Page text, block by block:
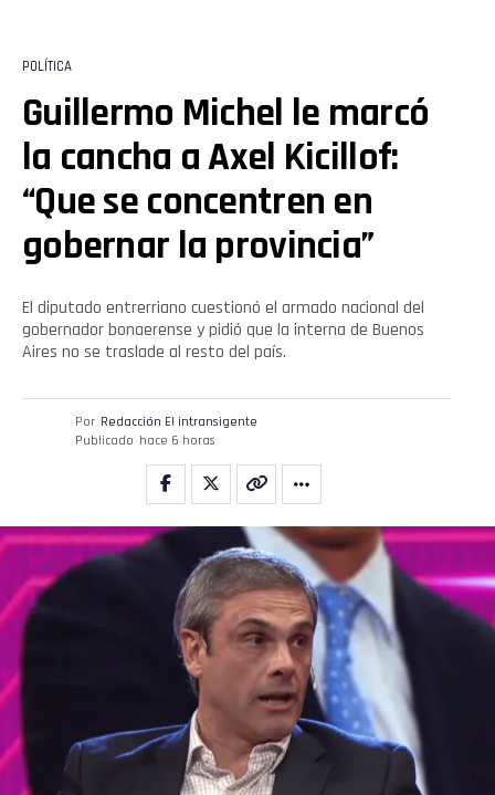
POLÍTICA
Guillermo Michel le marcó
la cancha a Axel Kicillof:
“Que se concentren en
gobernar la provincia”
El diputado entrerriano cuestionó el armado nacional del
gobernador bonaerense y pidió que la interna de Buenos
Aires no se traslade al resto del país.
Por Redacción El intransigente
Publicado hace 6 horas